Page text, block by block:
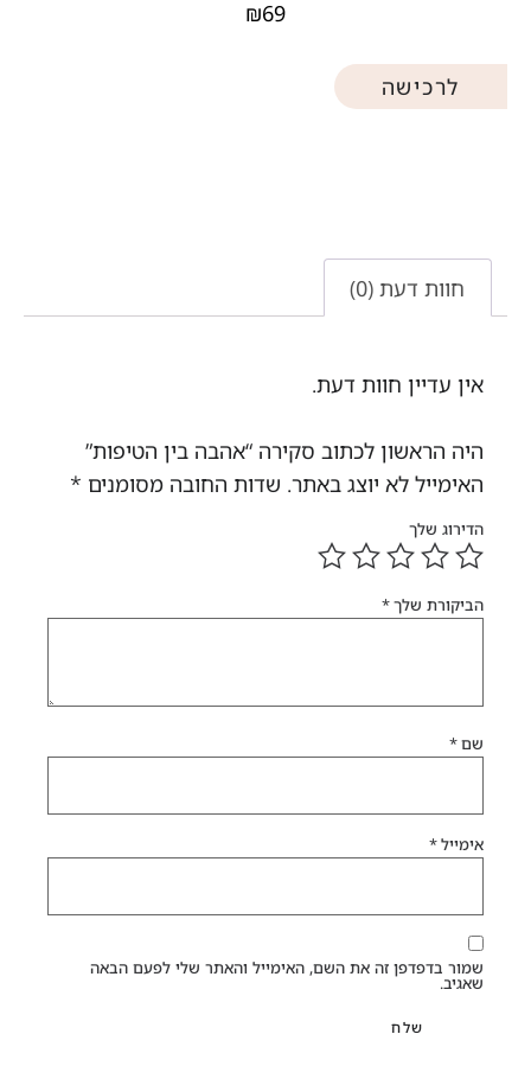
₪69
לרכישה
חוות דעת (0)
אין עדיין חוות דעת.
היה הראשון לכתוב סקירה “אהבה בין הטיפות”
האימייל לא יוצג באתר. שדות החובה מסומנים *
הדירוג שלך
הביקורת שלך*
שם*
אימייל*
שמור בדפדפן זה את השם, האימייל והאתר שלי לפעם הבאה
שאגיב.